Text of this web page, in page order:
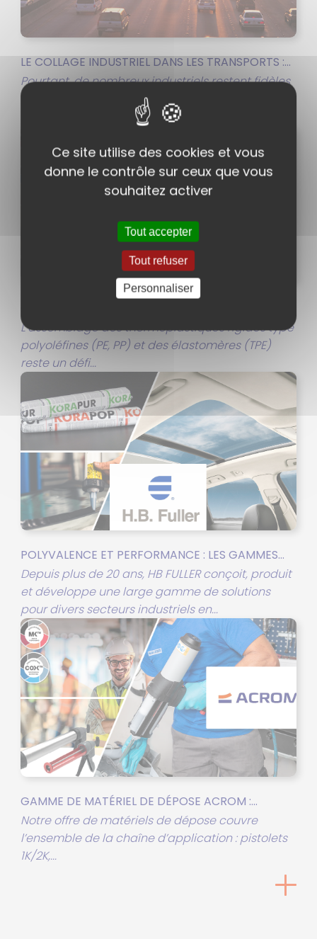
LE COLLAGE INDUSTRIEL DANS LES TRANSPORTS :...
Pourtant, de nombreux industriels restent fidèles
à la soudure ou au boulonnage, freinant ainsi
L’assemblage des thermoplastiques rigides type
polyoléfines (PE, PP) et des élastomères (TPE)
reste un défi...
POLYVALENCE ET PERFORMANCE : LES GAMMES...
Depuis plus de 20 ans, HB FULLER conçoit, produit
et développe une large gamme de solutions
pour divers secteurs industriels en...
GAMME DE MATÉRIEL DE DÉPOSE ACROM :...
Notre offre de matériels de dépose couvre
l’ensemble de la chaîne d’application : pistolets
1K/2K,...
Ce site utilise des cookies et vous
donne le contrôle sur ceux que vous
souhaitez activer
Tout accepter
Tout refuser
Personnaliser